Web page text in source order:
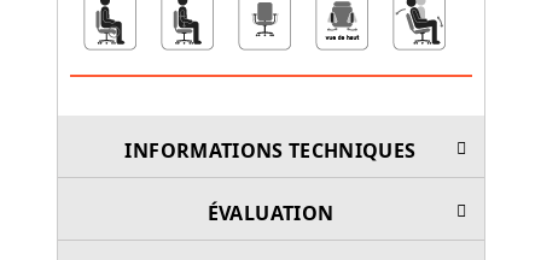
INFORMATIONS TECHNIQUES
ÉVALUATION